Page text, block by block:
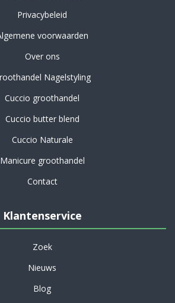
Privacybeleid
voorwaarden
Over ons
Nagelstyling
Cuccio groothandel
Cuccio butter blend
Cuccio Naturale
Manicure groothandel
Contact
Klantenservice
Zoek
Nieuws
Blog